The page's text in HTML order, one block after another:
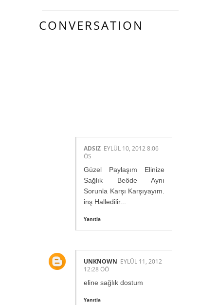
CONVERSATION
ADSIZ EYLÜL 10, 2012 8:06
ÖS
Güzel Paylaşım Elinize
Sağlık Beöde Aynı
Sorunla Karşı Karşıyayım.
inş Halledilir...
Yanıtla
UNKNOWN EYLÜL 11, 2012
12:28 ÖÖ
eline sağlık dostum
Yanıtla